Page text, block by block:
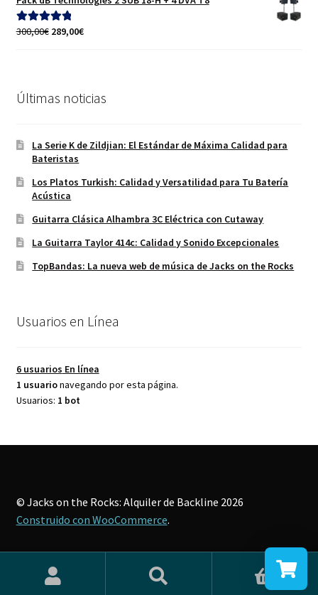
Valorado con
300,00€ El
300,00€.
289,00€El
289,00€.
Últimas noticias
La Serie K de Zildjian: El Estándar de Máxima Calidad para
Bateristas
Los Platos Turkish: Calidad y Versatilidad para Tu Batería
Acústica
Guitarra Clásica Alhambra 3C Eléctrica con Cutaway
La Guitarra Taylor 414c: Calidad y Sonido Excepcionales
TopBandas: La nueva web de música de Jacks on the Rocks
Usuarios en Línea
6 usuarios En línea
1 usuarionavegando por esta página.
Usuarios: 1 bot
© Jacks on the Rocks: Alquiler de Backline 2026
Construido con WooCommerce.